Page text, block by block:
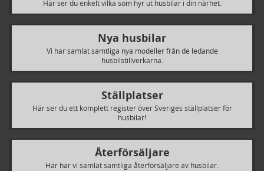
Här ser du enkelt vilka som hyr ut husbilar i din närhet.
Nya husbilar
Vi har samlat samtliga nya modeller från de ledande
husbilstillverkarna.
Ställplatser
Här ser du ett komplett register över Sveriges ställplatser för
husbilar!
Återförsäljare
Här har vi samlat samtliga återförsäljare av husbilar.